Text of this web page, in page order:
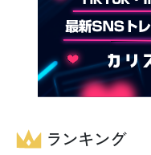
ランキング